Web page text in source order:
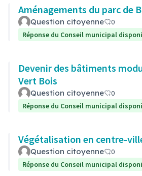
Aménagements du parc de
Question citoyenne
0
Réponse du Conseil municipal
Devenir des bâtiments
Vert Bois
Question citoyenne
0
Réponse du Conseil municipal
Végétalisation en centre-
Question citoyenne
0
Réponse du Conseil municipal